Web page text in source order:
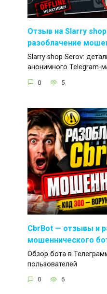
Отзыв на Slarry
разоблачение
Slarry shop Serov:
анонимного Telegram-
0 5
CbrBot — отзывы и
мошеннического
Обзор бота в
пользователей
0 6